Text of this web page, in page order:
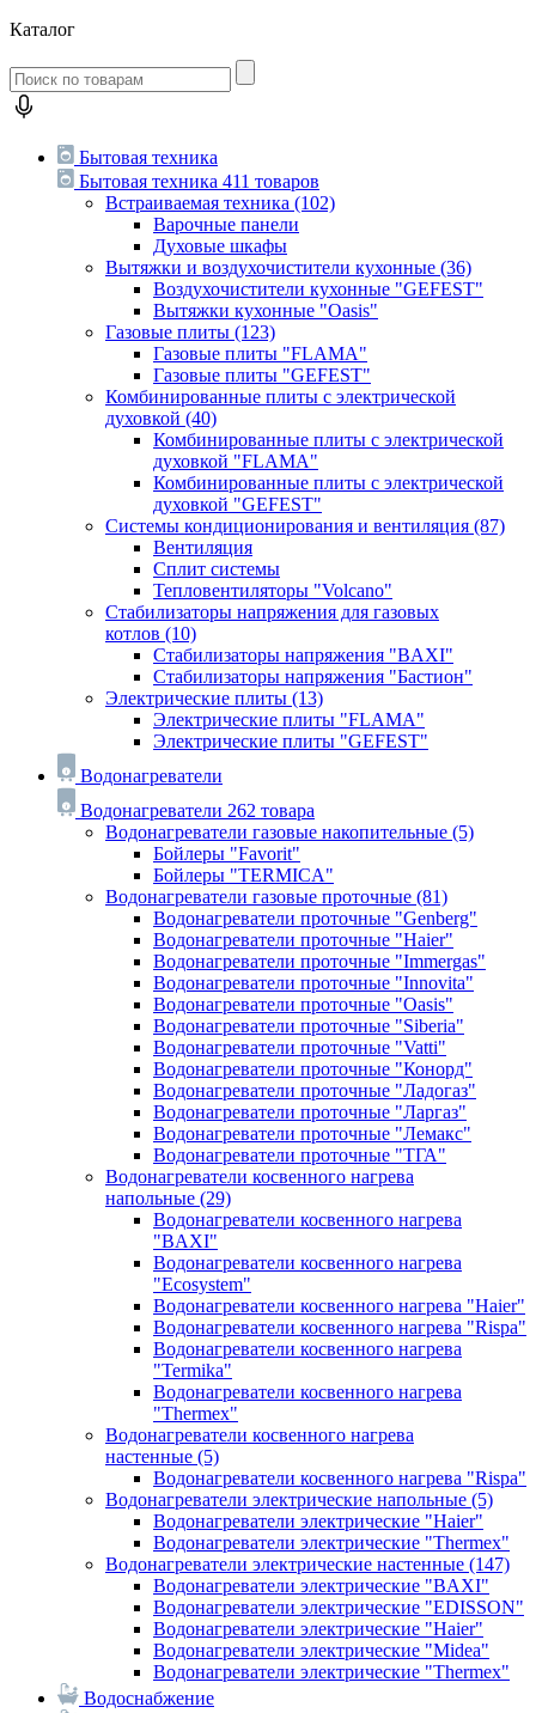
Каталог
Бытовая техника
Бытовая техника 411 товаров
Встраиваемая техника (102)
Варочные панели
Духовые шкафы
Вытяжки и воздухочистители кухонные (36)
Воздухочистители кухонные "GEFEST"
Вытяжки кухонные "Oasis"
Газовые плиты (123)
Газовые плиты "FLAMA"
Газовые плиты "GEFEST"
Комбинированные плиты с электрической
духовкой (40)
Комбинированные плиты с электрической
духовкой "FLAMA"
Комбинированные плиты с электрической
духовкой "GEFEST"
Системы кондиционирования и вентиляция (87)
Вентиляция
Сплит системы
Тепловентиляторы "Volcano"
Стабилизаторы напряжения для газовых
котлов (10)
Стабилизаторы напряжения "BAXI"
Стабилизаторы напряжения "Бастион"
Электрические плиты (13)
Электрические плиты "FLAMA"
Электрические плиты "GEFEST"
Водонагреватели
Водонагреватели 262 товара
Водонагреватели газовые накопительные (5)
Бойлеры "Favorit"
Бойлеры "TERMICA"
Водонагреватели газовые проточные (81)
Водонагреватели проточные "Genberg"
Водонагреватели проточные "Haier"
Водонагреватели проточные "Immergas"
Водонагреватели проточные "Innovita"
Водонагреватели проточные "Oasis"
Водонагреватели проточные "Siberia"
Водонагреватели проточные "Vatti"
Водонагреватели проточные "Конорд"
Водонагреватели проточные "Ладогаз"
Водонагреватели проточные "Ларгаз"
Водонагреватели проточные "Лемакс"
Водонагреватели проточные "ТГА"
Водонагреватели косвенного нагрева
напольные (29)
Водонагреватели косвенного нагрева
"BAXI"
Водонагреватели косвенного нагрева
"Ecosystem"
Водонагреватели косвенного нагрева "Haier"
Водонагреватели косвенного нагрева "Rispa"
Водонагреватели косвенного нагрева
"Termika"
Водонагреватели косвенного нагрева
"Thermex"
Водонагреватели косвенного нагрева
настенные (5)
Водонагреватели косвенного нагрева "Rispa"
Водонагреватели электрические напольные (5)
Водонагреватели электрические "Haier"
Водонагреватели электрические "Thermex"
Водонагреватели электрические настенные (147)
Водонагреватели электрические "BAXI"
Водонагреватели электрические "EDISSON"
Водонагреватели электрические "Haier"
Водонагреватели электрические "Midea"
Водонагреватели электрические "Thermex"
Водоснабжение